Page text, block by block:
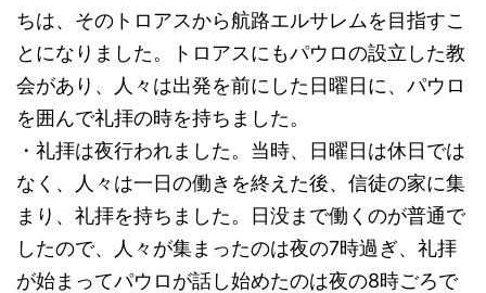
ちは、そのトロアスから航路エルサレムを目指すこ
とになりました。トロアスにもパウロの設立した教
会があり、人々は出発を前にした日曜日に、パウロ
を囲んで礼拝の時を持ちました。
・礼拝は夜行われました。当時、日曜日は休日では
なく、人々は一日の働きを終えた後、信徒の家に集
まり、礼拝を持ちました。日没まで働くのが普通で
したので、人々が集まったのは夜の7時過ぎ、礼拝
が始まってパウロが話し始めたのは夜の8時ごろで